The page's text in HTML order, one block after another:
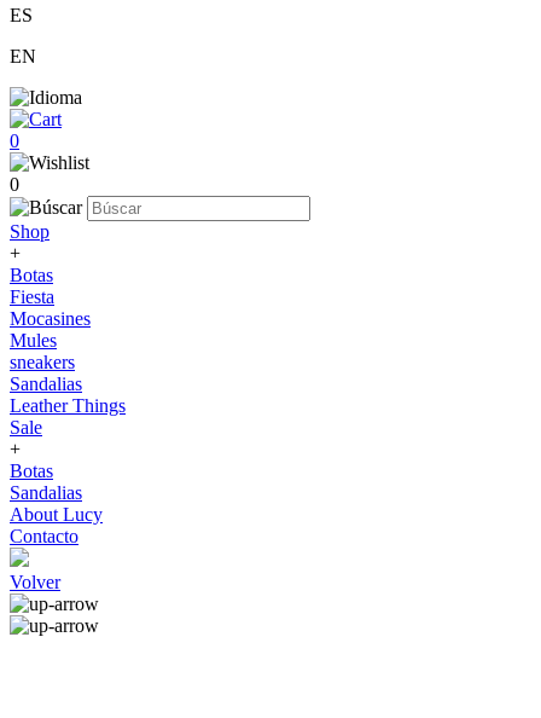
ES
EN
0
0
Shop
+
Botas
Fiesta
Mocasines
Mules
sneakers
Sandalias
Leather Things
Sale
+
Botas
Sandalias
About Lucy
Contacto
Volver